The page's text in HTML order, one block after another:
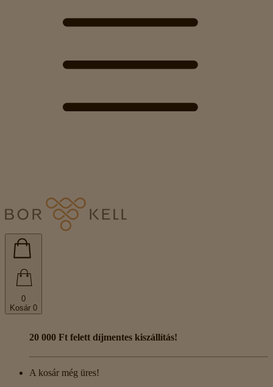
0
Kosár 0
20 000 Ft felett díjmentes kiszállítás!
A kosár még üres!